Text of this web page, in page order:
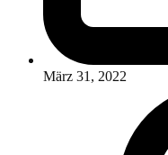
März 31, 2022